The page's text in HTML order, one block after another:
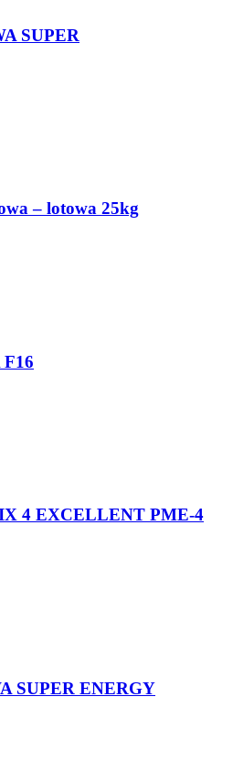
SUPER
– lotowa 25kg
4 EXCELLENT PME-4
SUPER ENERGY